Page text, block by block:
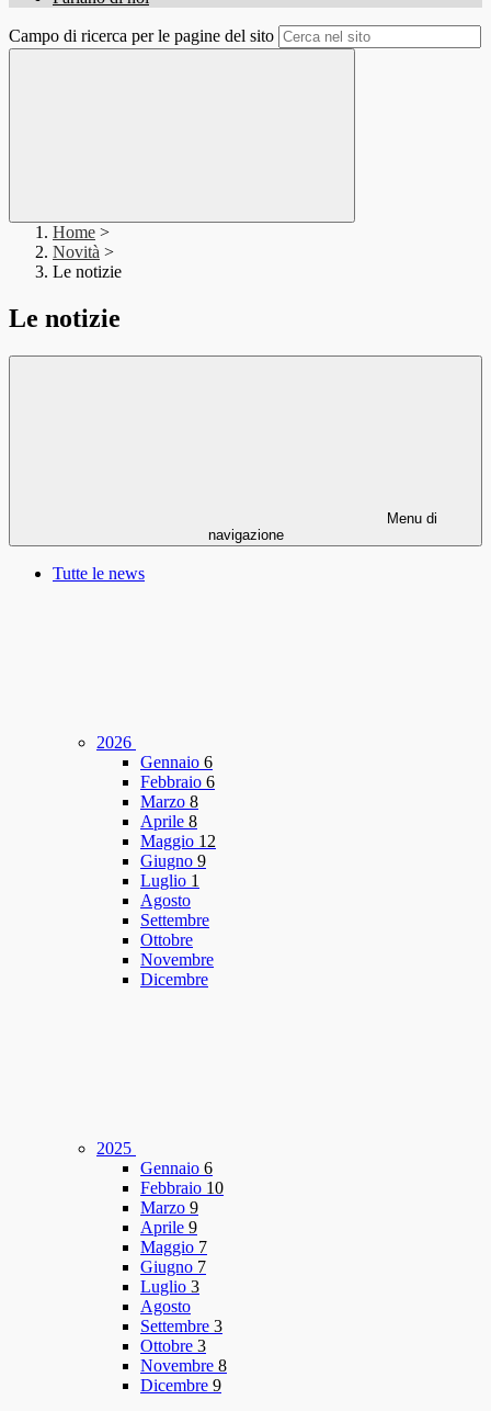
Campo di ricerca per le pagine del sito
Home >
Novità >
Le notizie
Le notizie
Menu di
navigazione
Tutte le news
2026
Gennaio 6
Febbraio 6
Marzo 8
Aprile 8
Maggio 12
Giugno 9
Luglio 1
Agosto
Settembre
Ottobre
Novembre
Dicembre
2025
Gennaio 6
Febbraio 10
Marzo 9
Aprile 9
Maggio 7
Giugno 7
Luglio 3
Agosto
Settembre 3
Ottobre 3
Novembre 8
Dicembre 9